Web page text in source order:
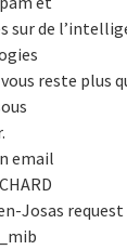
sur de
reste plus
email
Josas